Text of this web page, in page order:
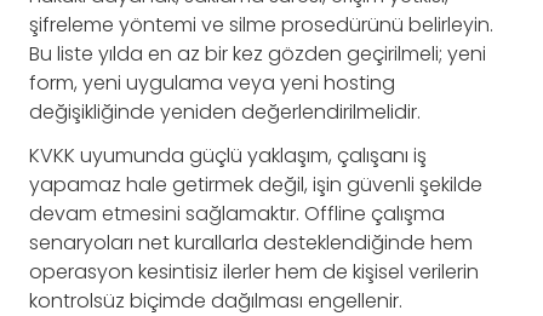
şifreleme yöntemi ve silme prosedürünü belirleyin.
Bu liste yılda en az bir kez gözden geçirilmeli; yeni
form, yeni uygulama veya yeni hosting
değişikliğinde yeniden değerlendirilmelidir.
KVKK uyumunda güçlü yaklaşım, çalışanı iş
yapamaz hale getirmek değil, işin güvenli şekilde
devam etmesini sağlamaktır. Offline çalışma
senaryoları net kurallarla desteklendiğinde hem
operasyon kesintisiz ilerler hem de kişisel verilerin
kontrolsüz biçimde dağılması engellenir.